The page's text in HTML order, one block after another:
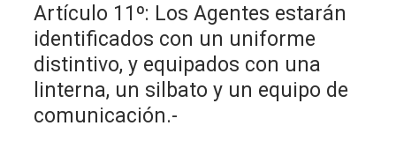
Artículo 11º: Los Agentes estarán
identificados con un uniforme
distintivo, y equipados con una
linterna, un silbato y un equipo de
comunicación.-